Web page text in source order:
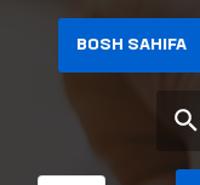
BOSH SAHIFA